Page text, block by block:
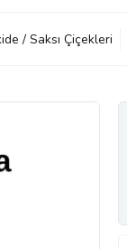
/ Saksı Çiçekleri